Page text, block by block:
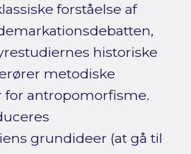
forståelse af
historiske
metodiske
for antropomorfisme.
grundideer (at gå til